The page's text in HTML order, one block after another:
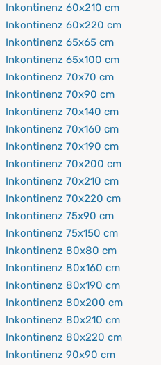
Inkontinenz 60x210 cm
Inkontinenz 60x220 cm
Inkontinenz 65x65 cm
Inkontinenz 65x100 cm
Inkontinenz 70x70 cm
Inkontinenz 70x90 cm
Inkontinenz 70x140 cm
Inkontinenz 70x160 cm
Inkontinenz 70x190 cm
Inkontinenz 70x200 cm
Inkontinenz 70x210 cm
Inkontinenz 70x220 cm
Inkontinenz 75x90 cm
Inkontinenz 75x150 cm
Inkontinenz 80x80 cm
Inkontinenz 80x160 cm
Inkontinenz 80x190 cm
Inkontinenz 80x200 cm
Inkontinenz 80x210 cm
Inkontinenz 80x220 cm
Inkontinenz 90x90 cm